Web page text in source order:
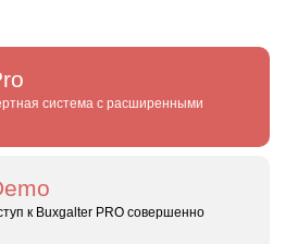
система с расширенными
к Buxgalter PRO совершенно